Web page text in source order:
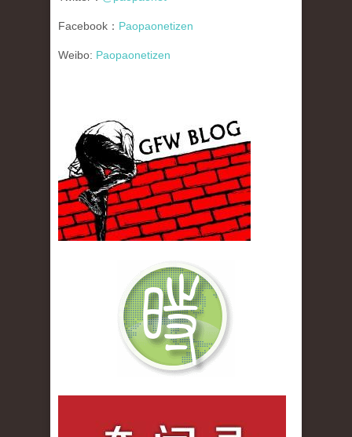
Facebook： Paopaonetizen
Weibo: Paopaonetizen
gfw_blog_small.jpg